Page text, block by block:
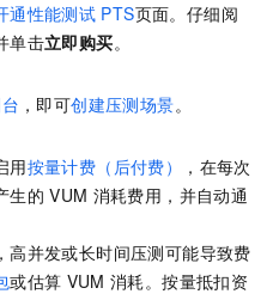
通性能测试 PTS页面。仔细阅
单击立即购买。
，即可创建压测场景。
用按量计费（后付费）
，在每次
生的 VUM 消耗费用，并自动通
高并发或长时间压测可能导致费
或估算 VUM 消耗。按量抵扣资